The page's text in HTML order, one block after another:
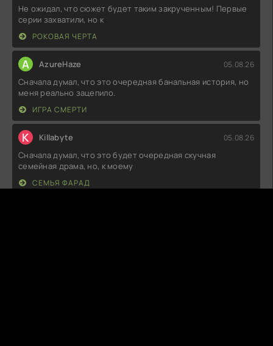
Не ожидал, что сюжет будет таким закрученным! Первые
серии захватили, но к
РОКОВАЯ ЧЕРТА
A AzureHaze 05.08.26
Сначала думал, что это очередная банальная история, но
меня реально зацепило.
ИГРА СМЕРТИ
K Killabyte 05.08.26
Сначала думал, что это будет очередная скучная
семейная драма, но, к моему
СЕМЬЯ ФАРАД